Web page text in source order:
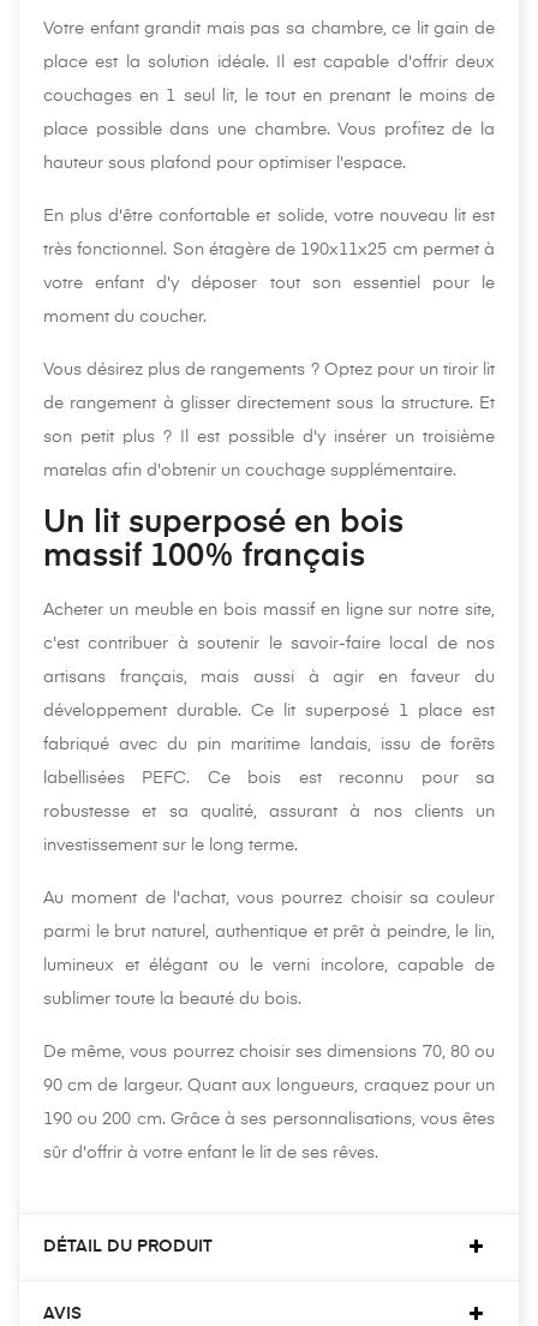
Votre enfant grandit mais pas sa chambre, ce lit gain de
place est la solution idéale. Il est capable d'offrir deux
couchages en 1 seul lit, le tout en prenant le moins de
place possible dans une chambre. Vous profitez de la
hauteur sous plafond pour optimiser l'espace.
En plus d'être confortable et solide, votre nouveau lit est
très fonctionnel. Son étagère de 190x11x25 cm permet à
votre enfant d'y déposer tout son essentiel pour le
moment du coucher.
Vous désirez plus de rangements ? Optez pour un tiroir lit
de rangement à glisser directement sous la structure. Et
son petit plus ? Il est possible d'y insérer un troisième
matelas afin d'obtenir un couchage supplémentaire.
Un lit superposé en bois
massif 100% français
Acheter un meuble en bois massif en ligne sur notre site,
c'est contribuer à soutenir le savoir-faire local de nos
artisans français, mais aussi à agir en faveur du
développement durable. Ce lit superposé 1 place est
fabriqué avec du pin maritime landais, issu de forêts
labellisées PEFC. Ce bois est reconnu pour sa
robustesse et sa qualité, assurant à nos clients un
investissement sur le long terme.
Au moment de l'achat, vous pourrez choisir sa couleur
parmi le brut naturel, authentique et prêt à peindre, le lin,
lumineux et élégant ou le verni incolore, capable de
sublimer toute la beauté du bois.
De même, vous pourrez choisir ses dimensions 70, 80 ou
90 cm de largeur. Quant aux longueurs, craquez pour un
190 ou 200 cm. Grâce à ses personnalisations, vous êtes
sûr d'offrir à votre enfant le lit de ses rêves.
DÉTAIL DU PRODUIT
AVIS